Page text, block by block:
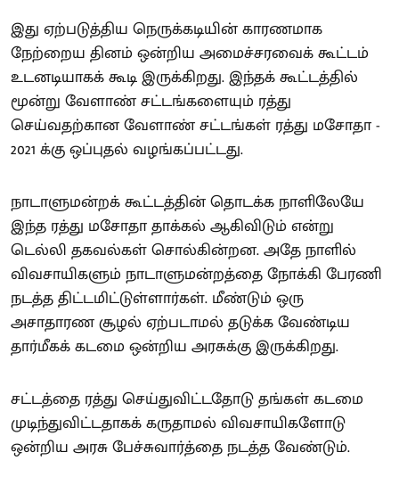
இது ஏற்படுத்திய நெருக்கடியின் காரணமாக
நேற்றைய தினம் ஒன்றிய அமைச்சரவைக் கூட்டம்
உடனடியாகக் கூடி இருக்கிறது. இந்தக் கூட்டத்தில்
மூன்று வேளாண் சட்டங்களையும் ரத்து
செய்வதற்கான வேளாண் சட்டங்கள் ரத்து மசோதா -
2021 க்கு ஒப்புதல் வழங்கப்பட்டது.
நாடாளுமன்றக் கூட்டத்தின் தொடக்க நாளிலேயே
இந்த ரத்து மசோதா தாக்கல் ஆகிவிடும் என்று
டெல்லி தகவல்கள் சொல்கின்றன. அதே நாளில்
விவசாயிகளும் நாடாளுமன்றத்தை நோக்கி பேரணி
நடத்த திட்டமிட்டுள்ளார்கள். மீண்டும் ஒரு
அசாதாரண சூழல் ஏற்படாமல் தடுக்க வேண்டிய
தார்மீகக் கடமை ஒன்றிய அரசுக்கு இருக்கிறது.
சட்டத்தை ரத்து செய்துவிட்டதோடு தங்கள் கடமை
முடிந்துவிட்டதாகக் கருதாமல் விவசாயிகளோடு
ஒன்றிய அரசு பேச்சுவார்த்தை நடத்த வேண்டும்.